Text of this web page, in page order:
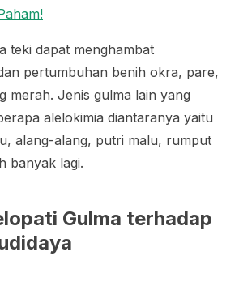
teki dapat menghambat
pertumbuhan benih okra, pare,
merah. Jenis gulma lain yang
alelokimia diantaranya yaitu
alang-alang, putri malu, rumput
banyak lagi.
Gulma terhadap